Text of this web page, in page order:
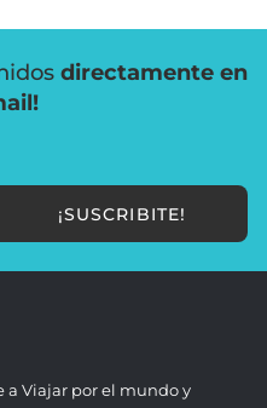
directamente en
¡SUSCRIBITE!
a Viajar por el mundo y